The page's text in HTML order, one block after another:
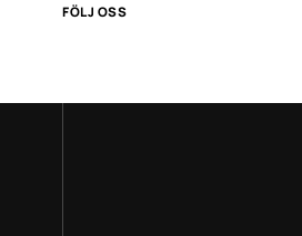
FÖLJ OSS